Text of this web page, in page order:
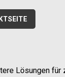
Lösungen für